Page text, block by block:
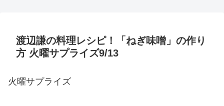
渡辺謙の料理レシピ！「ねぎ味噌」の作り
方 火曜サプライズ9/13
火曜サプライズ